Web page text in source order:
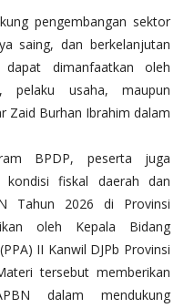
pengembangan sektor
saing, dan berkelanjutan
dimanfaatkan oleh
pelaku usaha, maupun
Zaid Burhan Ibrahim dalam
BPDP, peserta juga
kondisi fiskal daerah dan
Tahun 2026 di Provinsi
oleh Kepala Bidang
II Kanwil DJPb Provinsi
tersebut memberikan
dalam mendukung